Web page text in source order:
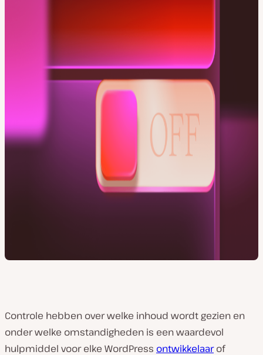
Controle hebben over welke inhoud wordt gezien en
onder welke omstandigheden is een waardevol
hulpmiddel voor elke WordPress ontwikkelaarof